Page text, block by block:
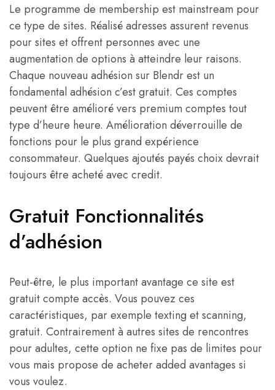
Le programme de membership est mainstream pour
ce type de sites. Réalisé adresses assurent revenus
pour sites et offrent personnes avec une
augmentation de options à atteindre leur raisons.
Chaque nouveau adhésion sur Blendr est un
fondamental adhésion c’est gratuit. Ces comptes
peuvent être amélioré vers premium comptes tout
type d’heure heure. Amélioration déverrouille de
fonctions pour le plus grand expérience
consommateur. Quelques ajoutés payés choix devrait
toujours être acheté avec credit.
Gratuit Fonctionnalités
d’adhésion
Peut-être, le plus important avantage ce site est
gratuit compte accès. Vous pouvez ces
caractéristiques, par exemple texting et scanning,
gratuit. Contrairement à autres sites de rencontres
pour adultes, cette option ne fixe pas de limites pour
vous mais propose de acheter added avantages si
vous voulez.